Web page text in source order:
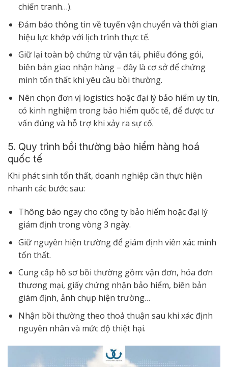
chiến tranh…).
Đảm bảo thông tin về tuyến vận chuyển và thời gian
hiệu lực khớp với lịch trình thực tế.
Giữ lại toàn bộ chứng từ vận tải, phiếu đóng gói,
biên bản giao nhận hàng – đây là cơ sở để chứng
minh tổn thất khi yêu cầu bồi thường.
Nên chọn đơn vị logistics hoặc đại lý bảo hiểm uy tín,
có kinh nghiệm trong bảo hiểm quốc tế, để được tư
vấn đúng và hỗ trợ khi xảy ra sự cố.
5. Quy trình bồi thường bảo hiểm hàng hoá
quốc tế
Khi phát sinh tổn thất, doanh nghiệp cần thực hiện
nhanh các bước sau:
Thông báo ngay cho công ty bảo hiểm hoặc đại lý
giám định trong vòng 3 ngày.
Giữ nguyên hiện trường để giám định viên xác minh
tổn thất.
Cung cấp hồ sơ bồi thường gồm: vận đơn, hóa đơn
thương mại, giấy chứng nhận bảo hiểm, biên bản
giám định, ảnh chụp hiện trường…
Nhận bồi thường theo thoả thuận sau khi xác định
nguyên nhân và mức độ thiệt hại.